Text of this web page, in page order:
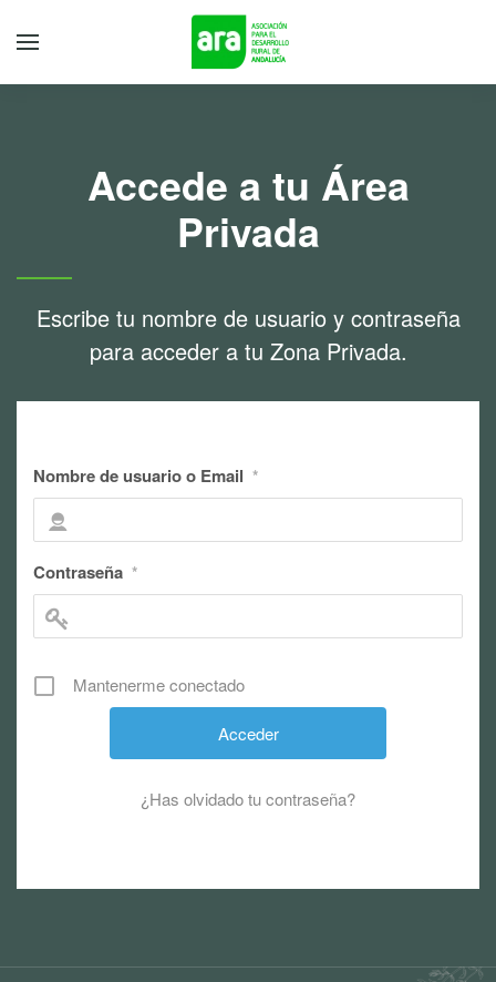
Accede a tu Área
Privada
Escribe tu nombre de usuario y contraseña
para acceder a tu Zona Privada.
Nombre de usuario o Email *
Contraseña *
Mantenerme conectado
¿Has olvidado tu contraseña?